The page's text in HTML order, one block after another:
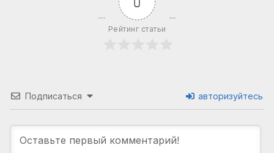
Рейтинг статьи
Подписаться авторизуйтесь